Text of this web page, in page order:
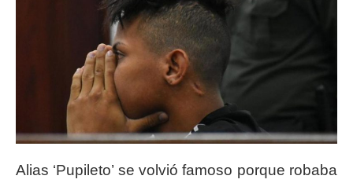
Alias ‘Pupileto’ se volvió famoso porque robaba